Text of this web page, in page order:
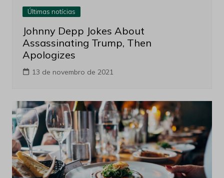
Últimas notícias
Johnny Depp Jokes About
Assassinating Trump, Then
Apologizes
13 de novembro de 2021